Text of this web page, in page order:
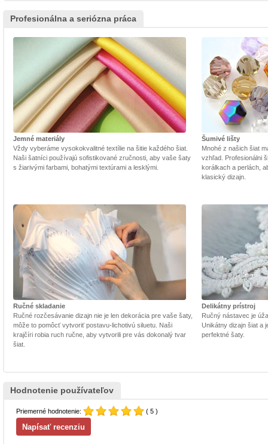
Profesionálna a seriózna práca
Jemné materiály
Vždy vyberáme vysokokvalitné textílie na šitie každého šiat.
Naši šatníci používajú sofistikované zručnosti, aby vaše šaty
s žiarivými farbami, bohatými textúrami a lesklými.
Šumivé lišty
Mnohé z našich šiat
vzhľad. Profesionálni
korálkach a perlách,
klasický dizajn.
Ručné skladanie
Ručné rozčesávanie dizajn nie je len dekorácia pre vaše šaty,
môže to pomôcť vytvoriť postavu-lichotivú siluetu. Naši
krajčíri robia ruch ručne, aby vytvorili pre vás dokonalý tvar
šiat.
Delikátny prístroj
Ručný nástavec je
Unikátny dizajn šiat a
perfektné šaty.
Hodnotenie používateľov
Priemerné hodnotenie: ( 5 )